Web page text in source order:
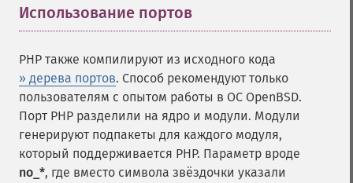
Использование портов
PHP также компилируют из исходного кода
» дерева портов. Способ рекомендуют только
пользователям с опытом работы в ОС OpenBSD.
Порт PHP разделили на ядро и модули. Модули
генерируют подпакеты для каждого модуля,
который поддерживается PHP. Параметр вроде
no_*, где вместо символа звёздочки указали